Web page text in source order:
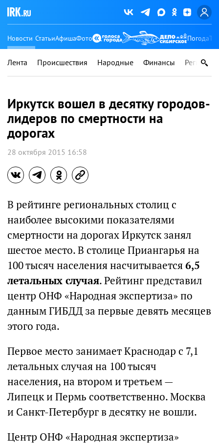
Новости СтатьиАфишаФото Погода
Лента Происшествия Народные Финансы Регионы
Иркутск вошел в десятку городов-
лидеров по смертности на
дорогах
28 октября 2015 16:58
В рейтинге региональных столиц с
наиболее высокими показателями
смертности на дорогах Иркутск занял
шестое место. В столице Приангарья на
100 тысяч населения насчитывается6,5
летальных случая. Рейтинг представил
центр ОНФ «Народная экспертиза» по
данным ГИБДД за первые девять месяцев
этого года.
Первое место занимает Краснодар с 7,1
летальных случая на 100 тысяч
населения, на втором и третьем —
Липецк и Пермь соответственно. Москва
и Санкт-Петербург в десятку не вошли.
Центр ОНФ «Народная экспертиза»